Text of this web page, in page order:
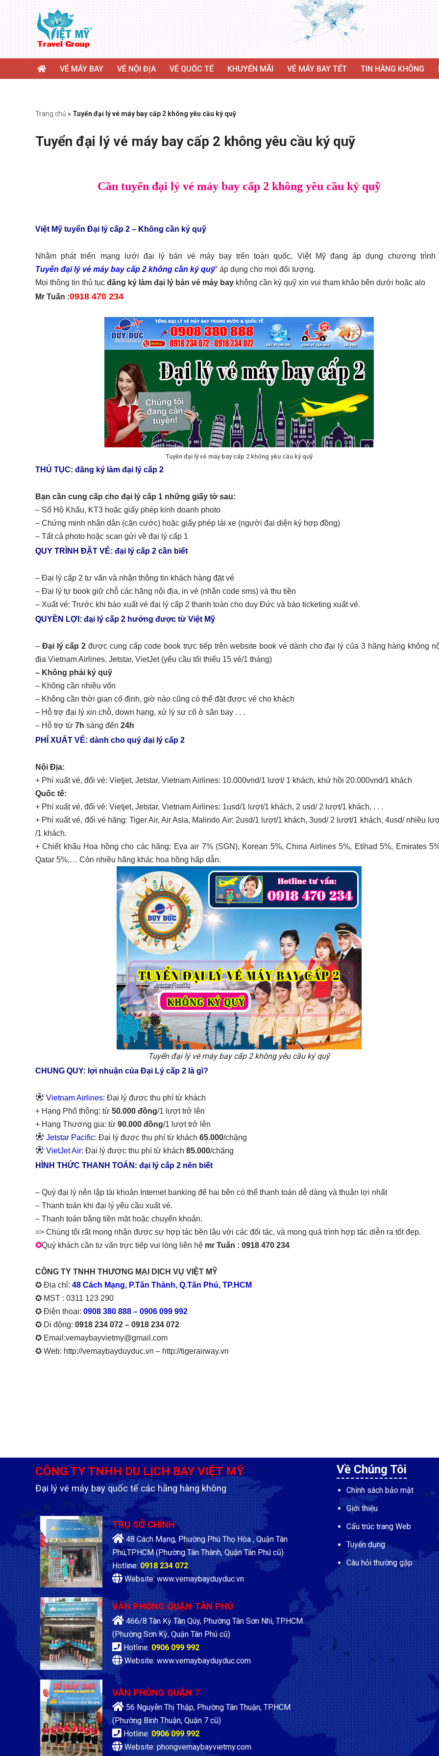
VÉ MÁY BAY VÉ NỘI ĐỊA VÉ QUỐC TẾ KHUYẾN MÃI VÉ MÁY BAY TẾT TIN HÀNG KHÔNG
Trang chủ » Tuyển đại lý vé máy bay cấp 2 không yêu cầu ký quỹ
Tuyển đại lý vé máy bay cấp 2 không yêu cầu ký quỹ
Cần tuyển đại lý vé máy bay cấp 2 không yêu cầu ký quỹ
Việt Mỹ tuyển Đại lý cấp 2 – Không cần ký quỹ
Nhằm phát triển mạng lưới đại lý bán vé máy bay trên toàn quốc, Việt Mỹ đang áp dụng chương trình
Tuyển đại lý vé máy bay cấp 2 không cần ký quỹ” áp dụng cho mọi đối tượng.
Mọi thông tin thủ tục đăng ký làm đại lý bán vé máy bay không cần ký quỹ xin vui tham khảo bên dưới hoặc alo
Mr Tuấn :0918 470 234
Tuyển đại lý vé máy bay cấp 2 không yêu cầu ký quỹ
THỦ TỤC: đăng ký làm đại lý cấp 2
Bạn cần cung cấp cho đại lý cấp 1 những giấy tờ sau:
– Sổ Hộ Khẩu, KT3 hoặc giấy phép kinh doanh photo
– Chứng minh nhân dân (căn cước) hoặc giấy phép lái xe (người đại diện ký hợp đồng)
– Tất cả photo hoặc scan gửi về đại lý cấp 1
QUY TRÌNH ĐẶT VÉ: đại lý cấp 2 cần biết
– Đại lý cấp 2 tư vấn và nhận thông tin khách hàng đặt vé
– Đại lý tự book giữ chỗ các hãng nội địa, in vé (nhắn code sms) và thu tiền
– Xuất vé: Trước khi báo xuất vé đại lý cấp 2 thanh toán cho duy Đức và báo ticketing xuất vé.
QUYỀN LỢI: đại lý cấp 2 hưởng được từ Việt Mỹ
– Đại lý cấp 2 được cung cấp code book trực tiếp trên website book vé dành cho đại lý của 3 hãng hàng không
địa Vietnam Airlines, Jetstar, VietJet (yêu cầu tối thiểu 15 vé/1 tháng)
– Không phải ký quỹ
– Không cần nhiều vốn
– Không cần thời gian cố định, giờ nào cũng có thể đặt được vé cho khách
– Hỗ trợ đại lý xin chỗ, down hạng, xử lý sự cố ở sân bay . . .
– Hỗ trợ từ 7h sáng đến 24h
PHÍ XUẤT VÉ: dành cho quý đại lý cấp 2
Nội Địa:
+ Phí xuất vé, đổi vé: Vietjet, Jetstar, Vietnam Airlines: 10.000vnd/1 lượt/ 1 khách, khứ hồi 20.000vnd/1 khách
Quốc tế:
+ Phí xuất vé, đổi vé: Vietjet, Jetstar, Vietnam Airlines: 1usd/1 lượt/1 khách, 2 usd/ 2 lượt/1 khách, . . .
+ Phí xuất vé, đổi vé hãng: Tiger Air, Air Asia, Malindo Air: 2usd/1 lượt/1 khách, 3usd/ 2 lượt/1 khách, 4usd/ nhiều
/1 khách.
+ Chiết khấu Hoa hồng cho các hãng: Eva air 7% (SGN), Korean 5%, China Airlines 5%, Etihad 5%, Emirates
Qatar 5%,… Còn nhiều hãng khác hoa hồng hấp dẫn.
Tuyển đại lý vé máy bay cấp 2 không yêu cầu ký quỹ
CHUNG QUY: lợi nhuận của Đại Lý cấp 2 là gì?
Vietnam Airlines: Đại lý được thu phí từ khách
+ Hạng Phổ thông: từ 50.000 đồng/1 lượt trở lên
+ Hạng Thương gia: từ 90.000 đồng/1 lượt trở lên
Jetstar Pacific: Đại lý được thu phí từ khách65.000/chặng
VietJet Air: Đại lý được thu phí từ khách85.000/chặng
HÌNH THỨC THANH TOÁN: đại lý cấp 2 nên biết
– Quý đại lý nên lập tài khoản Internet banking để hai bên có thể thanh toán dễ dàng và thuận lợi nhất
– Thanh toán khi đại lý yêu cầu xuất vé.
– Thanh toán bằng tiền mặt hoặc chuyển khoản.
=> Chúng tôi rất mong nhận được sự hợp tác bền lâu với các đối tác, và mong quá trình hợp tác diễn ra tốt đẹp.
✪Quý khách cần tư vấn trực tiếp vui lòng liên hệ mr Tuấn : 0918 470 234
CÔNG TY TNHH THƯƠNG MẠI DỊCH VỤ VIỆT MỸ
✪ Địa chỉ: 48 Cách Mạng, P.Tân Thành, Q.Tân Phú, TP.HCM
✪ MST : 0311 123 290
✪ Điện thoại: 0908 380 888 – 0906 099 992
✪ Di động: 0918 234 072 – 0918 234 072
✪ Email:vemaybayvietmy@gmail.com
✪ Web: http://vemaybayduyduc.vn – http://tigerairway.vn
CÔNG TY TNHH DU LỊCH BAY VIỆT MỸ
Đại lý vé máy bay quốc tế các hãng hàng không
TRỤ SỞ CHÍNH
48 Cách Mạng, Phường Phú Thọ Hòa , Quận Tân
Phú,TP.HCM(Phường Tân Thành, Quận Tân Phú cũ)
Hotline: 0918 234 072
Website: www.vemaybayduyduc.vn
VĂN PHÒNG QUẬN TÂN PHÚ
466/8 Tân Kỳ Tân Qúy, Phường Tân Sơn Nhì, TP.HCM
(Phường Sơn Kỳ, Quận Tân Phú cũ)
Hotline: 0906 099 992
Website: www.vemaybayduyduc.com
VĂN PHÒNG QUẬN 7
56 Nguyễn Thị Thập, Phường Tân Thuận, TP.HCM
(Phường Bình Thuận, Quận 7 cũ)
Hotline: 0906 099 992
Website: phongvemaybayvietmy.com
Về Chúng Tôi
Chính sách bảo mật
Giới thiệu
Cấu trúc trang Web
Tuyển dụng
Câu hỏi thường gặp